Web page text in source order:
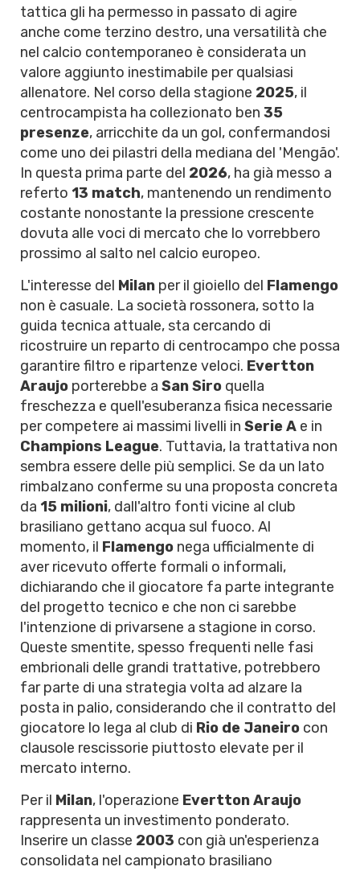
tattica gli ha permesso in passato di agire
anche come terzino destro, una versatilità che
nel calcio contemporaneo è considerata un
valore aggiunto inestimabile per qualsiasi
allenatore. Nel corso della stagione 2025, il
centrocampista ha collezionato ben 35
presenze, arricchite da un gol, confermandosi
come uno dei pilastri della mediana del 'Mengão'.
In questa prima parte del 2026, ha già messo a
referto 13 match, mantenendo un rendimento
costante nonostante la pressione crescente
dovuta alle voci di mercato che lo vorrebbero
prossimo al salto nel calcio europeo.
L'interesse del Milan per il gioiello del Flamengo
non è casuale. La società rossonera, sotto la
guida tecnica attuale, sta cercando di
ricostruire un reparto di centrocampo che possa
garantire filtro e ripartenze veloci. Evertton
Araujo porterebbe a San Siro quella
freschezza e quell'esuberanza fisica necessarie
per competere ai massimi livelli in Serie A e in
Champions League. Tuttavia, la trattativa non
sembra essere delle più semplici. Se da un lato
rimbalzano conferme su una proposta concreta
da 15 milioni, dall'altro fonti vicine al club
brasiliano gettano acqua sul fuoco. Al
momento, il Flamengo nega ufficialmente di
aver ricevuto offerte formali o informali,
dichiarando che il giocatore fa parte integrante
del progetto tecnico e che non ci sarebbe
l'intenzione di privarsene a stagione in corso.
Queste smentite, spesso frequenti nelle fasi
embrionali delle grandi trattative, potrebbero
far parte di una strategia volta ad alzare la
posta in palio, considerando che il contratto del
giocatore lo lega al club di Rio de Janeiro con
clausole rescissorie piuttosto elevate per il
mercato interno.
Per il Milan, l'operazione Evertton Araujo
rappresenta un investimento ponderato.
Inserire un classe 2003 con già un'esperienza
consolidata nel campionato brasiliano